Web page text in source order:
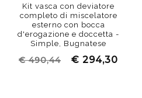
Kit vasca con deviatore
completo di miscelatore
esterno con bocca
d'erogazione e doccetta -
Simple, Bugnatese
€ 490,44 € 294,30